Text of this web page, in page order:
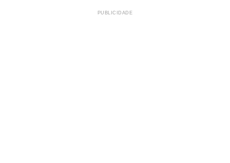
PUBLICIDADE